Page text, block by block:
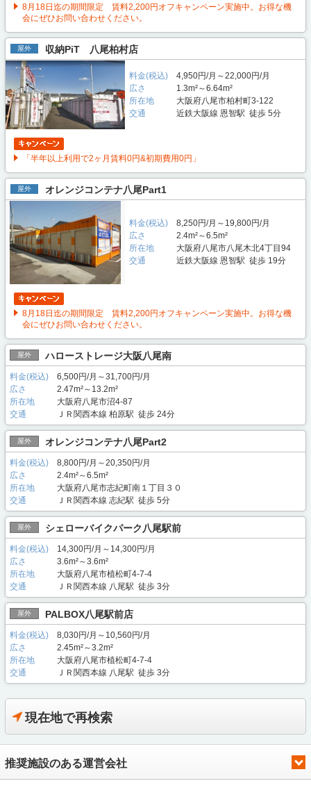
8月18日迄の期間限定 賃料2,200円オフキャンペーン実施中。お得な機
会にぜひお問い合わせください。
屋外 収納PiT 八尾柏村店
料金(税込)
4,950円/月～22,000円/月
広さ
1.3m²～6.64m²
所在地
大阪府八尾市柏村町3-122
交通
近鉄大阪線 恩智駅 徒歩 5分
「半年以上利用で2ヶ月賃料0円&初期費用0円」
屋外 オレンジコンテナ八尾Part1
料金(税込)
8,250円/月～19,800円/月
広さ
2.4m²～6.5m²
所在地
大阪府八尾市八尾木北4丁目94
交通
近鉄大阪線 恩智駅 徒歩 19分
8月18日迄の期間限定 賃料2,200円オフキャンペーン実施中。お得な機
会にぜひお問い合わせください。
屋外 ハローストレージ大阪八尾南
料金(税込)
6,500円/月～31,700円/月
広さ
2.47m²～13.2m²
所在地
大阪府八尾市沼4-87
交通
ＪＲ関西本線 柏原駅 徒歩 24分
屋外 オレンジコンテナ八尾Part2
料金(税込)
8,800円/月～20,350円/月
広さ
2.4m²～6.5m²
所在地
大阪府八尾市志紀町南１丁目３０
交通
ＪＲ関西本線 志紀駅 徒歩 5分
屋外 シェローバイクパーク八尾駅前
料金(税込)
14,300円/月～14,300円/月
広さ
3.6m²～3.6m²
所在地
大阪府八尾市植松町4-7-4
交通
ＪＲ関西本線 八尾駅 徒歩 3分
屋外 PALBOX八尾駅前店
料金(税込)
8,030円/月～10,560円/月
広さ
2.45m²～3.2m²
所在地
大阪府八尾市植松町4-7-4
交通
ＪＲ関西本線 八尾駅 徒歩 3分
現在地で再検索
推奨施設のある運営会社